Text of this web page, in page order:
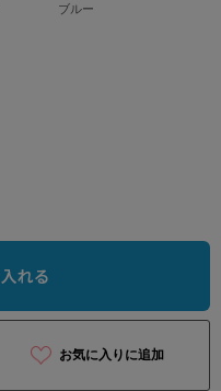
ブルー
お気に入りに追加